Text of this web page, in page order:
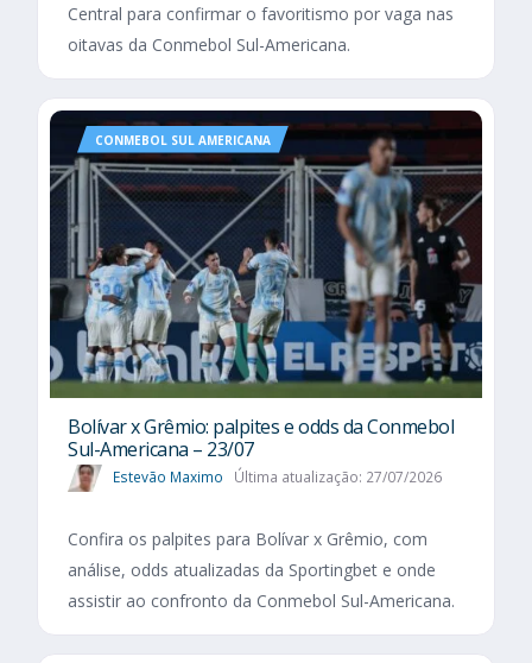
Central para confirmar o favoritismo por vaga nas
oitavas da Conmebol Sul-Americana.
CONMEBOL SUL AMERICANA
Bolívar x Grêmio: palpites e odds da Conmebol
Sul-Americana – 23/07
Estevão Maximo Última atualização: 27/07/2026
Confira os palpites para Bolívar x Grêmio, com
análise, odds atualizadas da Sportingbet e onde
assistir ao confronto da Conmebol Sul-Americana.